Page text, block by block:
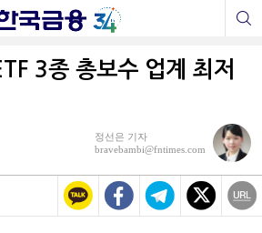
3종 총보수 업계 최저
정선은 기자
bravebambi@fntimes.com